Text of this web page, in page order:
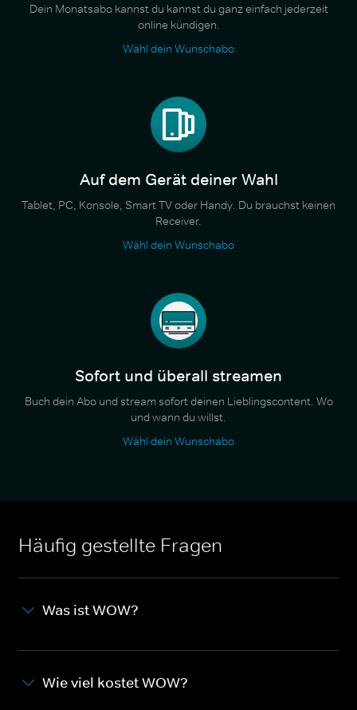
Dein Monatsabo kannst du kannst du ganz einfach jederzeit
online kündigen.
Wähl dein Wunschabo
Auf dem Gerät deiner Wahl
Tablet, PC, Konsole, Smart TV oder Handy. Du brauchst keinen
Receiver.
Wähl dein Wunschabo
Sofort und überall streamen
Buch dein Abo und stream sofort deinen Lieblingscontent. Wo
und wann du willst.
Wähl dein Wunschabo
Häufig gestellte Fragen
Was ist WOW?
Wie viel kostet WOW?